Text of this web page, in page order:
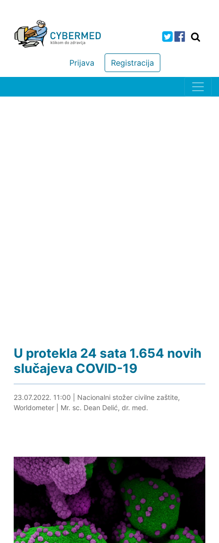
Registracija
Prijava
U protekla 24 sata 1.654 novih
slučajeva COVID-19
23.07.2022. 15:38
23.07.2022. 11:00
Nacionalni stožer civilne zaštite,
Worldometer| Mr. sc. Dean Delić, dr. med.